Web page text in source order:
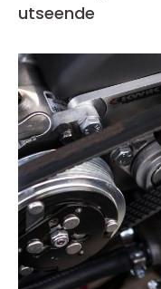
utseende